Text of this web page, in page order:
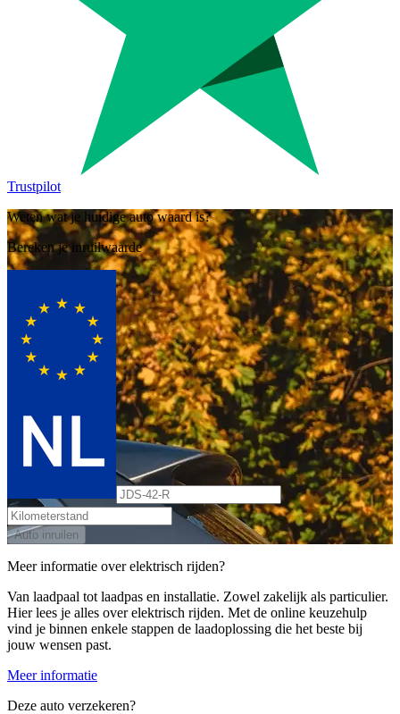
Trustpilot
Weten wat je huidige auto waard is?
Bereken je inruilwaarde
Auto inruilen
Meer informatie over elektrisch rijden?
Van laadpaal tot laadpas en installatie. Zowel zakelijk als particulier.
Hier lees je alles over elektrisch rijden. Met de online keuzehulp
vind je binnen enkele stappen de laadoplossing die het beste bij
jouw wensen past.
Meer informatie
Deze auto verzekeren?